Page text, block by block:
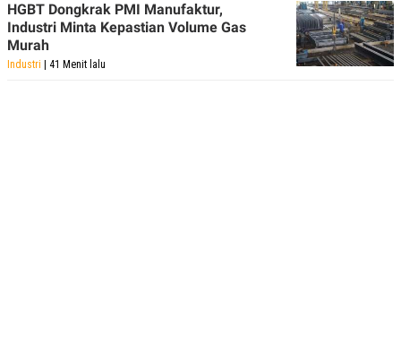
HGBT Dongkrak PMI Manufaktur,
Industri Minta Kepastian Volume Gas
Murah
Industri | 41 Menit lalu